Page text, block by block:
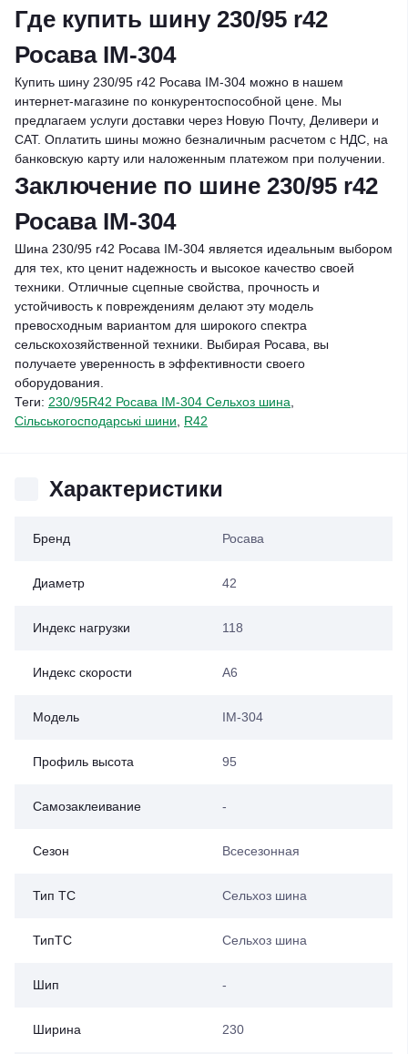
Где купить шину 230/95 r42
Росава IM-304
Купить шину 230/95 r42 Росава IM-304 можно в нашем
интернет-магазине по конкурентоспособной цене. Мы
предлагаем услуги доставки через Новую Почту, Деливери и
САТ. Оплатить шины можно безналичным расчетом с НДС, на
банковскую карту или наложенным платежом при получении.
Заключение по шине 230/95 r42
Росава IM-304
Шина 230/95 r42 Росава IM-304 является идеальным выбором
для тех, кто ценит надежность и высокое качество своей
техники. Отличные сцепные свойства, прочность и
устойчивость к повреждениям делают эту модель
превосходным вариантом для широкого спектра
сельскохозяйственной техники. Выбирая Росава, вы
получаете уверенность в эффективности своего
оборудования.
Теги: 230/95R42 Росава IM-304 Сельхоз шина
Сільськогосподарські шини
R42
Характеристики
Бренд Росава
Диаметр 42
Индекс нагрузки 118
Индекс скорости A6
Модель IM-304
Профиль высота 95
Самозаклеивание -
Сезон Всесезонная
Тип ТС Сельхоз шина
ТипТС Сельхоз шина
Шип -
Ширина 230